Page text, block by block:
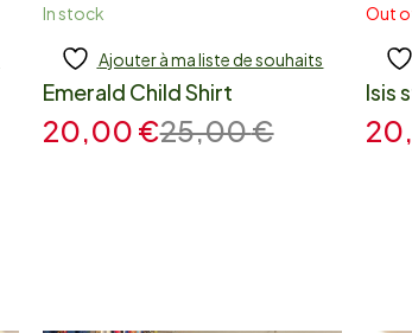
In stock
Add to cart
Ajouter à ma liste de souhaits
Emerald Child Shirt
25,00€
20,00 €
Out
Isis